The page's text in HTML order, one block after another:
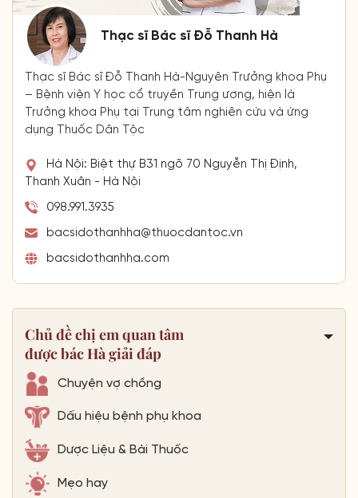
Thạc sĩ Bác sĩ Đỗ Thanh Hà
Thạc sĩ Bác sĩ Đỗ Thanh Hà-Nguyên Trưởng khoa Phụ
– Bệnh viện Y học cổ truyền Trung ương, hiện là
Trưởng khoa Phụ tại Trung tâm nghiên cứu và ứng
dụng Thuốc Dân Tộc
Hà Nội: Biệt thự B31 ngõ 70 Nguyễn Thị Định,
Thanh Xuân - Hà Nội
098.991.3935
bacsidothanhha@thuocdantoc.vn
bacsidothanhha.com
Chủ đề chị em quan tâm
được bác Hà giải đáp
Chuyện vợ chồng
Dấu hiệu bệnh phụ khoa
Dược Liệu & Bài Thuốc
Mẹo hay